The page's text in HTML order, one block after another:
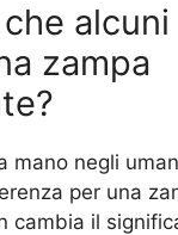
alcuni
zampa
mano negli
per una
cambia il